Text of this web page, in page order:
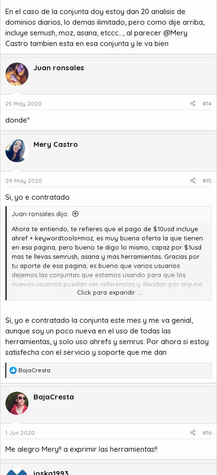
En el caso de la conjunta doy estoy dan 20 analisis de
dominios diarios, lo demas ilimitado, pero como dije arriba,
incluye semush, moz, asana, etccc..., al parecer @Mery
Castro tambien esta en esa conjunta y le va bien
Juan ronsales
25 May 2020 #14
donde*
Mery Castro
29 May 2020 #15
Si, yo e contratado
Juan ronsales dijo:
Ahora te entiendo, te refieres que el pago de $10usd incluye
ahref + keywordtools+moz, es muy buena oferta la que tienen
en esa pagina, pero bueno te digo lo mismo, capaz por $1usd
mas te llevas semrush, asana y mas herramientas. Gracias por
tu aporte de esa pagina, es bueno que varios usuarios
dejemos las conjuntas que estamos usando para que los
nuevos usuarios puedan ver referencias y decidan por alguna
dominios diarios, lo demas ilimitado, pero como dije arriba,
incluye semush, moz, asana, etccc..., al parecer@Mery Castro
tambien esta en esa conjunta y le va bien
Click para expandir ...
Si, yo e contratado la conjunta este mes y me va genial,
aunque soy un poco nueva en el uso de todas las
herramientas, y solo uso ahrefs y semrus. Por ahora si estoy
satisfecha con el servicio y soporte que me dan
R
e
c
c
i
o
n
s
BajaCresta
BajaCresta
1 Jun 2020 #16
Me alegro Mery!! a exprimir las herramientas!!